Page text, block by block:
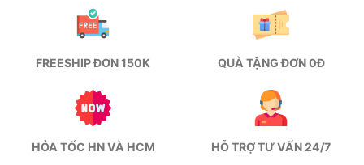
FREESHIP ĐƠN 150K QUÀ TẶNG ĐƠN 0Đ
HỎA TỐC HN VÀ HCM HỖ TRỢ TƯ VẤN 24/7